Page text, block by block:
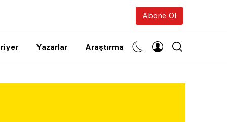
Abone Ol
Yazarlar Araştırma